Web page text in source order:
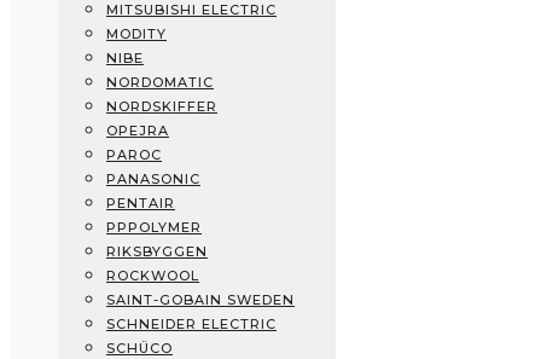
Martinsons
Mitsubishi Electric
Modity
NIBE
Nordomatic
Nordskiffer
Opejra
Paroc
Panasonic
Pentair
PPPolymer
Riksbyggen
Rockwool
Saint-Gobain Sweden
Schneider Electric
MITSUBISHI ELECTRIC
MODITY
NIBE
NORDOMATIC
NORDSKIFFER
OPEJRA
PAROC
PANASONIC
PENTAIR
PPPOLYMER
RIKSBYGGEN
ROCKWOOL
SAINT-GOBAIN SWEDEN
SCHNEIDER ELECTRIC
SCHÜCO